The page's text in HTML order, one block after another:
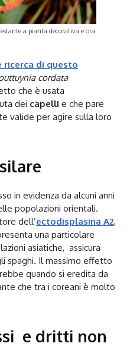
a pianta decorativa e ora
ricerca di questo
cordata
che è usata
dei capelli e che pare
valide per agire sulla loro
in evidenza da alcuni anni
popolazioni orientali.
dell’ectodisplasina A2,
una particolare
asiatiche, assicura
spaghi. Il massimo effetto
quando si eredita da
che tra i coreani è molto
e dritti non